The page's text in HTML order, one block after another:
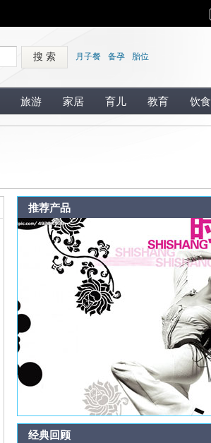
搜 索 月子餐 备孕 胎位
旅游 家居 育儿 教育 饮食
推荐产品
经典回顾